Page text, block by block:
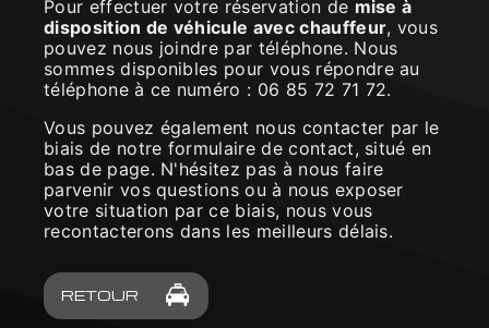
Pour effectuer votre réservation de mise à
disposition de véhicule avec chauffeur, vous
pouvez nous joindre par téléphone. Nous
sommes disponibles pour vous répondre au
téléphone à ce numéro : 06 85 72 71 72.
Vous pouvez également nous contacter par le
biais de notre formulaire de contact, situé en
bas de page. N'hésitez pas à nous faire
parvenir vos questions ou à nous exposer
votre situation par ce biais, nous vous
recontacterons dans les meilleurs délais.
RETOUR